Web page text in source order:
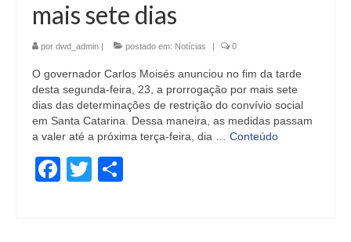
mais sete dias
por dwd_admin | postado em: Notícias | 0
O governador Carlos Moisés anunciou no fim da tarde
desta segunda-feira, 23, a prorrogação por mais sete
dias das determinações de restrição do convívio social
em Santa Catarina. Dessa maneira, as medidas passam
a valer até a próxima terça-feira, dia … Conteúdo
Facebook
Twitter